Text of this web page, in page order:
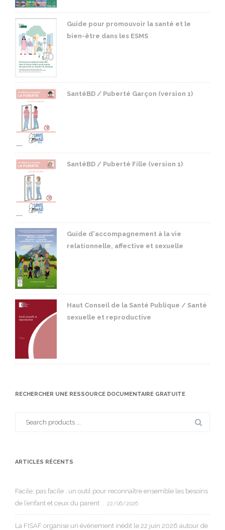
Guide pour promouvoir la santé et le
bien-être dans les ESMS
SantéBD / Puberté Garçon (version 1)
SantéBD / Puberté Fille (version 1)
Guide d'accompagnement à la vie
relationnelle, affective et sexuelle
Haut Conseil de la Santé Publique / Santé
sexuelle et reproductive
RECHERCHER UNE RESSOURCE DOCUMENTAIRE GRATUITE
ARTICLES RÉCENTS
Facile, pas facile : un outil pour reconnaître ensemble les besoins
de l’enfant et ceux du parent
22/06/2026
La FISAF organise un événement inédit le 22 juin 2026 autour de